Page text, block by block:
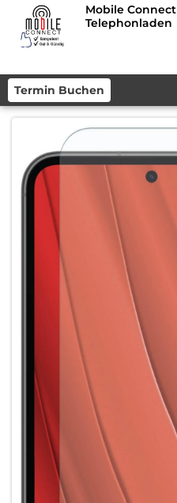
Mobile Connect
Telephonladen
Termin Buchen